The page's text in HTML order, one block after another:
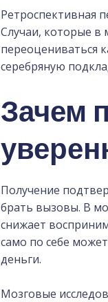
Ретроспективная
Случаи, которые в
переоцениваться
серебряную
Зачем
Получение
брать вызовы. В
снижает
само по себе
деньги.
Мозговые